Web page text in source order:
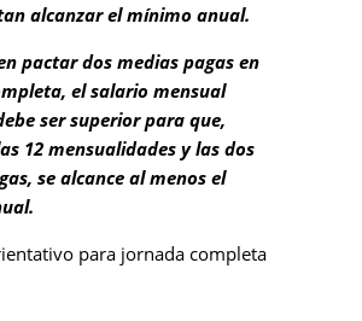
alcanzar el mínimo anual.
pactar dos medias pagas en
el salario mensual
ser superior para que,
12 mensualidades y las dos
se alcance al menos el
para jornada completa